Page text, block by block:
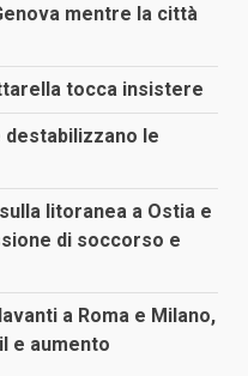
mentre la città
tocca insistere
destabilizzano le
litoranea a Ostia e
di soccorso e
a Roma e Milano,
e aumento